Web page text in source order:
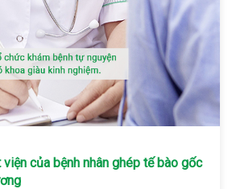
của bệnh nhân ghép tế bào gốc